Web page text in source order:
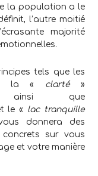
la population a le
l’autre moitié
majorité
tels que les
la « clarté»
ainsi que
le « lac tranquille
donnera des
concrets sur vous
et votre manière